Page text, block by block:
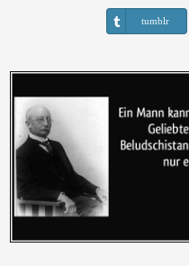
tumblr